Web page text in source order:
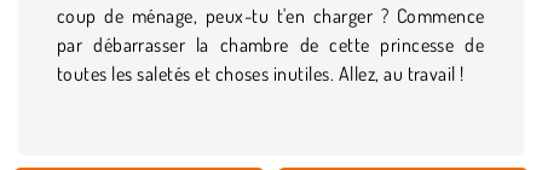
coup de ménage, peux-tu t'en charger ? Commence
par débarrasser la chambre de cette princesse de
toutes les saletés et choses inutiles. Allez, au travail !